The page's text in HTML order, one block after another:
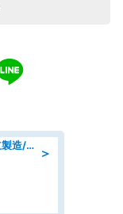
＞
デンソーの工場で自動車部品の組立製造/denso aichi